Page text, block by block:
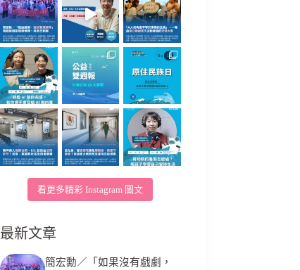
看更多精彩 Instagram 圖文
最新文章
簡宏勳／「如果沒有戲劇，